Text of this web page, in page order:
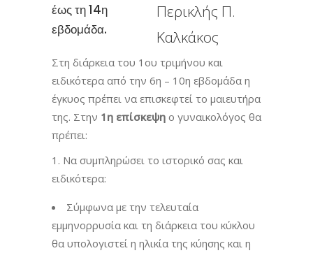
έως τη 14η
εβδομάδα.
Στη διάρκεια του 1ου τριμήνου και
ειδικότερα από την 6η – 10η εβδομάδα η
έγκυος πρέπει να επισκεφτεί το μαιευτήρα
της. Στην 1η επίσκεψη ο γυναικολόγος θα
πρέπει:
1. Να συμπληρώσει το ιστορικό σας και
ειδικότερα:
Σύμφωνα με την τελευταία
εμμηνορρυσία και τη διάρκεια του κύκλου
θα υπολογιστεί η ηλικία της κύησης και η